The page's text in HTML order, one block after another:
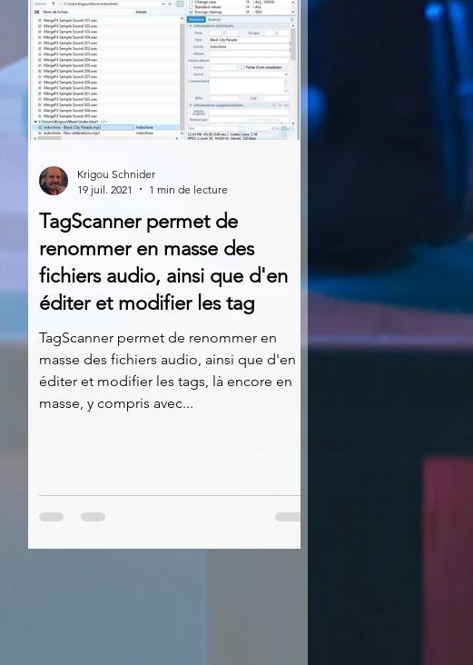
TagScanner permet de
renommer en masse des
fichiers audio, ainsi que d'en
éditer et modifier les tag
TagScanner permet de renommer en
masse des fichiers audio, ainsi que d'en
éditer et modifier les tags, là encore en
masse, y compris avec...
Krigou Schnider
19 juil. 2021
1 min de lecture